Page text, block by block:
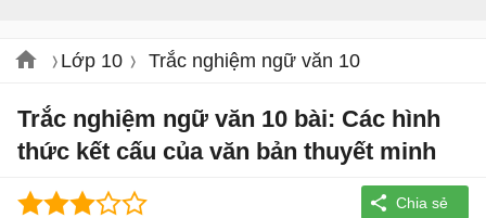
Lớp 10 Trắc nghiệm ngữ văn 10
Trắc nghiệm ngữ văn 10 bài: Các hình
thức kết cấu của văn bản thuyết minh